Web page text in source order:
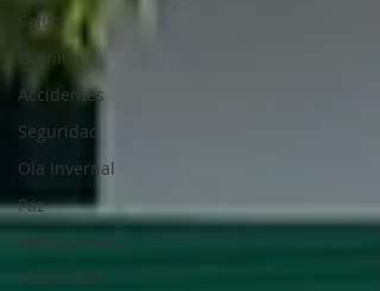
Salud
Opinión
Accidentes
Seguridad
Ola Invernal
Paz
Emergencias
Publicidad